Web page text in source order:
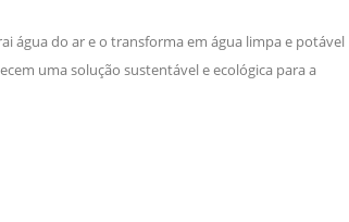
água do ar e o transforma em água limpa e potável
uma solução sustentável e ecológica para a